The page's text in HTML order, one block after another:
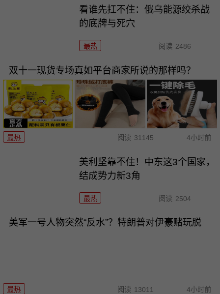
看谁先扛不住：俄乌能源绞杀战
的底牌与死穴
最热 阅读 2486
双十一现货专场真如平台商家所说的那样吗？
最热 阅读 31145 4小时前
美利坚靠不住！中东这3个国家，
结成势力新3角
最热 阅读 2504
美军一号人物突然“反水”？特朗普对伊豪赌玩脱
最热 阅读 13011 4小时前